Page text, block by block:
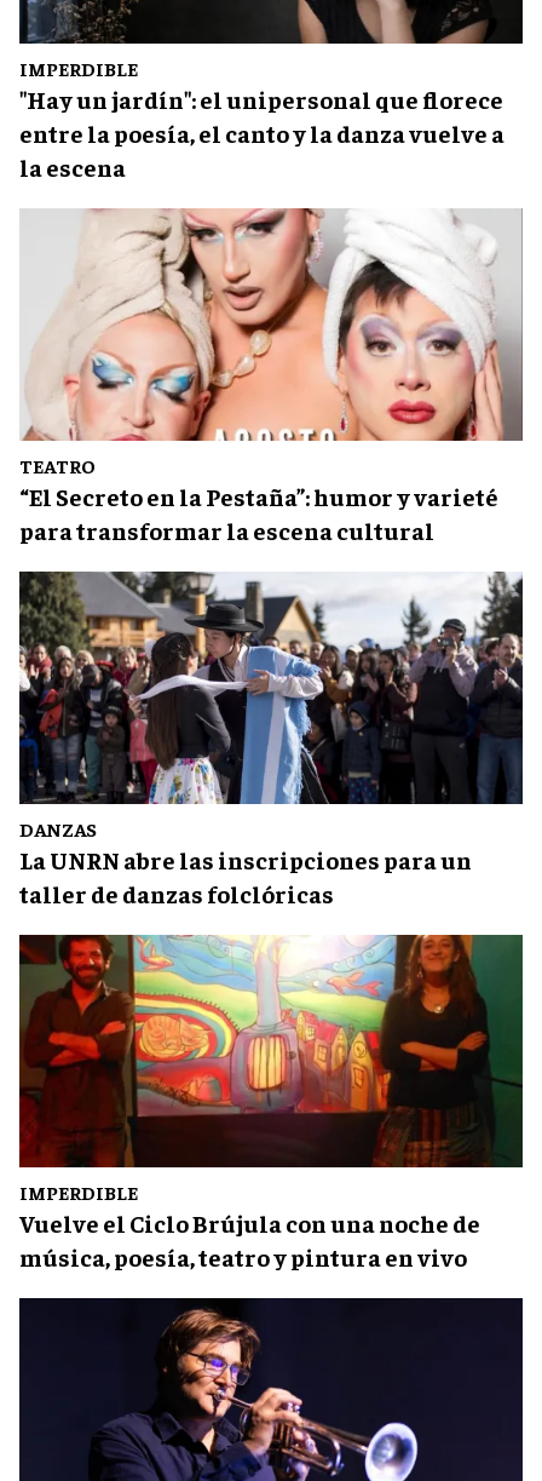
IMPERDIBLE
"Hay un jardín": el unipersonal que florece
entre la poesía, el canto y la danza vuelve a
la escena
TEATRO
“El Secreto en la Pestaña”: humor y varieté
para transformar la escena cultural
DANZAS
La UNRN abre las inscripciones para un
taller de danzas folclóricas
IMPERDIBLE
Vuelve el Ciclo Brújula con una noche de
música, poesía, teatro y pintura en vivo